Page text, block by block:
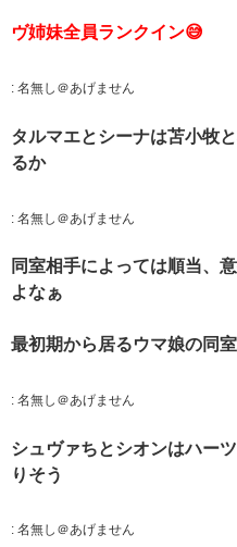
ヴ姉妹全員ランクイン😅
: 名無し＠あげません
タルマエとシーナは苫小牧
るか
: 名無し＠あげません
同室相手によっては順当、
よなぁ
最初期から居るウマ娘の同
: 名無し＠あげません
シュヴァちとシオンはハー
りそう
: 名無し＠あげません